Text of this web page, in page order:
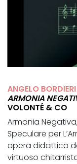
ANGELO BORDIERI
ARMONIA
VOLONTÉ & CO
Armonia
Speculare per
opera didattica
virtuoso